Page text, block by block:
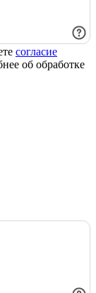
согласие
об обработке